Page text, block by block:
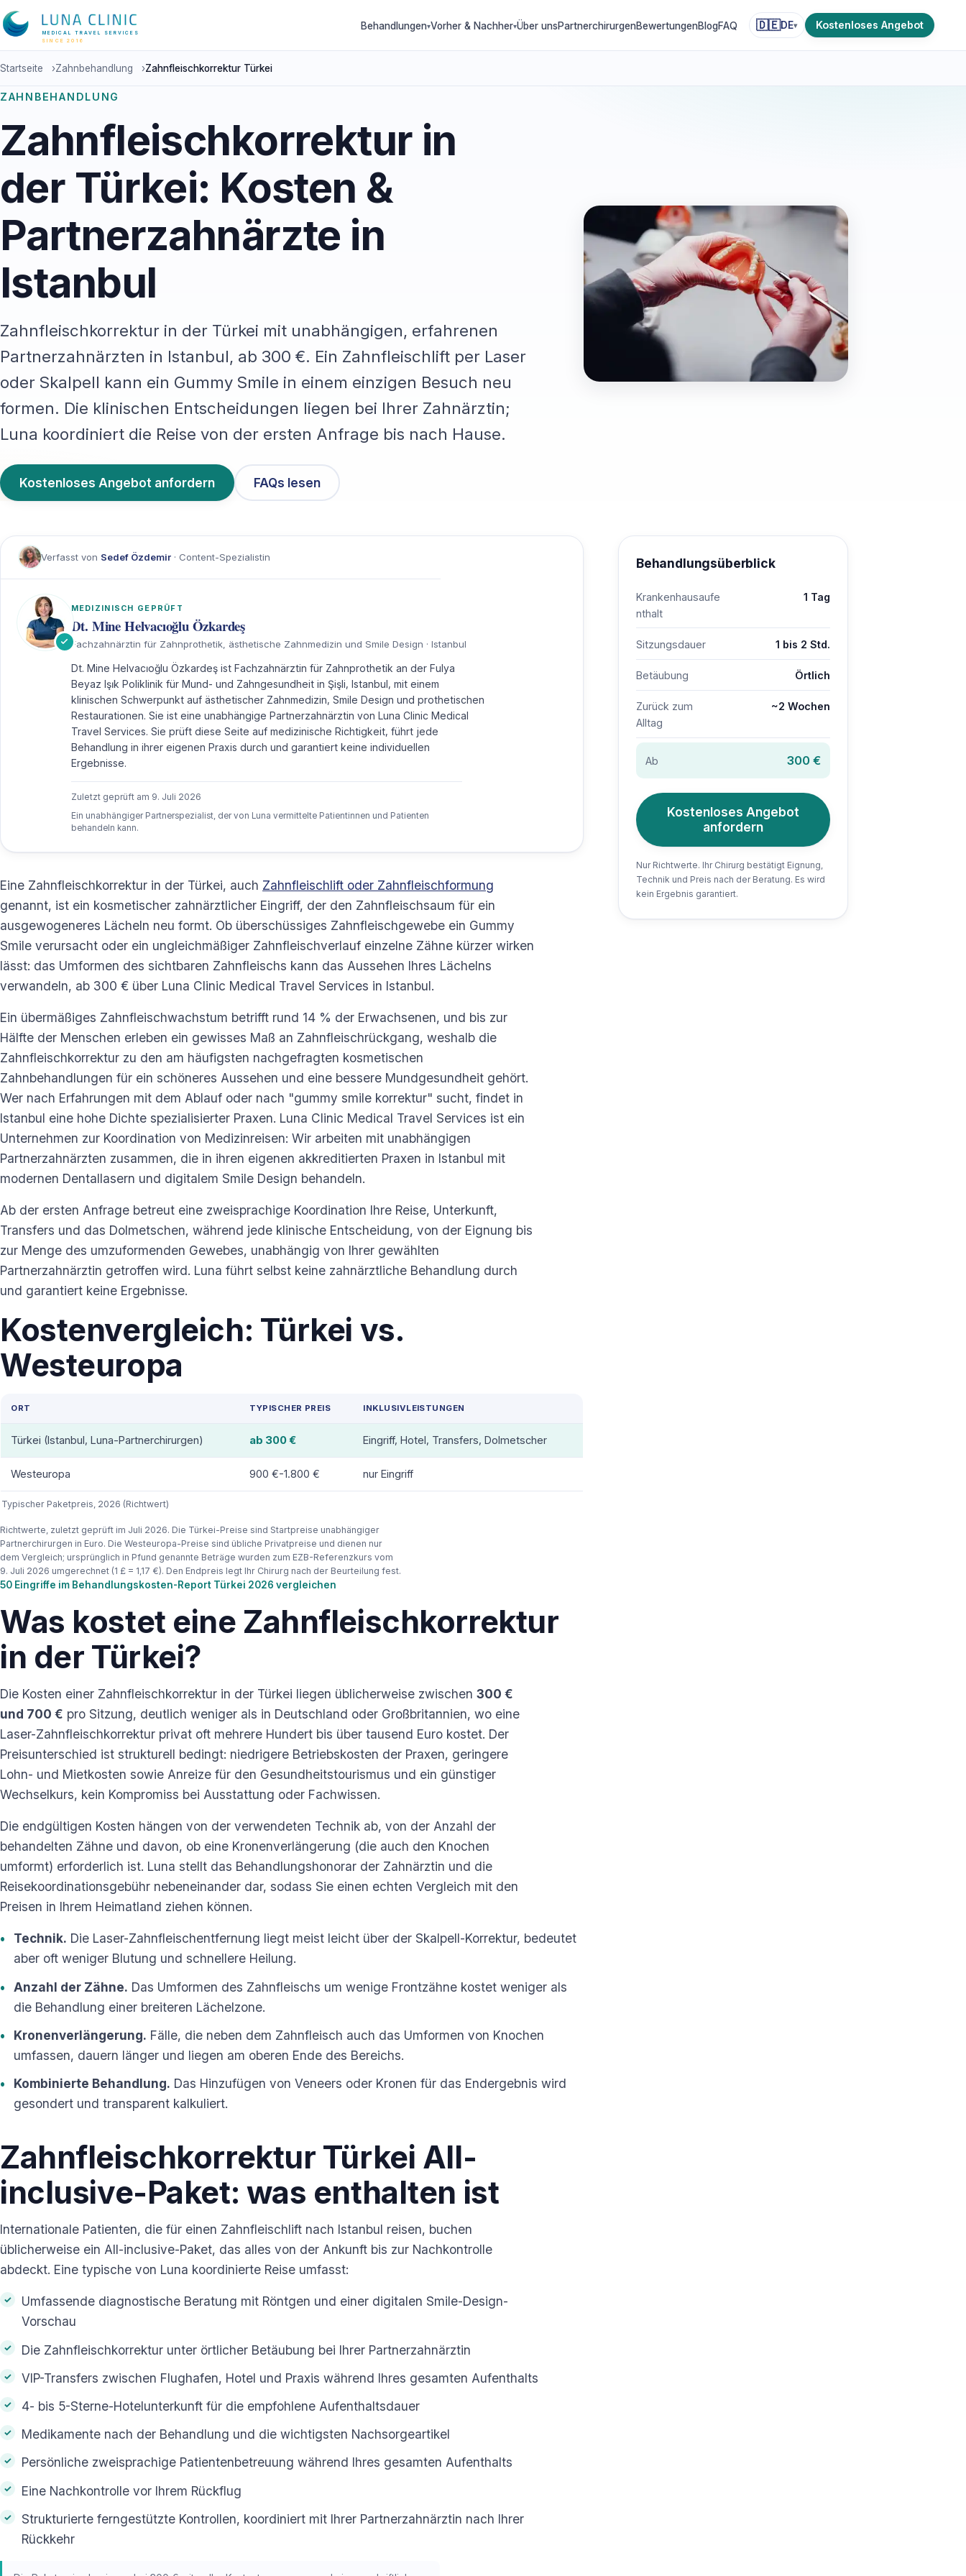
MEDICAL TRAVEL SERVICES
SINCE 2016
Behandlungen▾Vorher & Nachher▾Über unsPartnerchirurgenBewertungenBlogFAQ 🇩🇪DE▾ Kostenloses Angebot
Startseite ›Zahnbehandlung ›Zahnfleischkorrektur Türkei
ZAHNBEHANDLUNG
Zahnfleischkorrektur in
der Türkei: Kosten &
Partnerzahnärzte in
Istanbul
Zahnfleischkorrektur in der Türkei mit unabhängigen, erfahrenen
Partnerzahnärzten in Istanbul, ab 300 €. Ein Zahnfleischlift per Laser
oder Skalpell kann ein Gummy Smile in einem einzigen Besuch neu
formen. Die klinischen Entscheidungen liegen bei Ihrer Zahnärztin;
Luna koordiniert die Reise von der ersten Anfrage bis nach Hause.
Kostenloses Angebot anfordern FAQs lesen
Verfasst von Sedef Özdemir· Content-Spezialistin
MEDIZINISCH GEPRÜFT
Dt. Mine Helvacıoğlu Özkardeş
Fachzahnärztin für Zahnprothetik, ästhetische Zahnmedizin und Smile Design · Istanbul
Dt. Mine Helvacıoğlu Özkardeş ist Fachzahnärztin für Zahnprothetik an der Fulya
Beyaz Işık Poliklinik für Mund- und Zahngesundheit in Şişli, Istanbul, mit einem
klinischen Schwerpunkt auf ästhetischer Zahnmedizin, Smile Design und prothetischen
Restaurationen. Sie ist eine unabhängige Partnerzahnärztin von Luna Clinic Medical
Travel Services. Sie prüft diese Seite auf medizinische Richtigkeit, führt jede
Behandlung in ihrer eigenen Praxis durch und garantiert keine individuellen
Ergebnisse.
Zuletzt geprüft am 9. Juli 2026
Ein unabhängiger Partnerspezialist, der von Luna vermittelte Patientinnen und Patienten
behandeln kann.
Eine Zahnfleischkorrektur in der Türkei, auch Zahnfleischlift oder Zahnfleischformung
genannt, ist ein kosmetischer zahnärztlicher Eingriff, der den Zahnfleischsaum für ein
ausgewogeneres Lächeln neu formt. Ob überschüssiges Zahnfleischgewebe ein Gummy
Smile verursacht oder ein ungleichmäßiger Zahnfleischverlauf einzelne Zähne kürzer wirken
lässt: das Umformen des sichtbaren Zahnfleischs kann das Aussehen Ihres Lächelns
verwandeln, ab 300 € über Luna Clinic Medical Travel Services in Istanbul.
Ein übermäßiges Zahnfleischwachstum betrifft rund 14 % der Erwachsenen, und bis zur
Hälfte der Menschen erleben ein gewisses Maß an Zahnfleischrückgang, weshalb die
Zahnfleischkorrektur zu den am häufigsten nachgefragten kosmetischen
Zahnbehandlungen für ein schöneres Aussehen und eine bessere Mundgesundheit gehört.
Wer nach Erfahrungen mit dem Ablauf oder nach "gummy smile korrektur" sucht, findet in
Istanbul eine hohe Dichte spezialisierter Praxen. Luna Clinic Medical Travel Services ist ein
Unternehmen zur Koordination von Medizinreisen: Wir arbeiten mit unabhängigen
Partnerzahnärzten zusammen, die in ihren eigenen akkreditierten Praxen in Istanbul mit
modernen Dentallasern und digitalem Smile Design behandeln.
Ab der ersten Anfrage betreut eine zweisprachige Koordination Ihre Reise, Unterkunft,
Transfers und das Dolmetschen, während jede klinische Entscheidung, von der Eignung bis
zur Menge des umzuformenden Gewebes, unabhängig von Ihrer gewählten
Partnerzahnärztin getroffen wird. Luna führt selbst keine zahnärztliche Behandlung durch
und garantiert keine Ergebnisse.
Kostenvergleich: Türkei vs.
Westeuropa
Typischer Paketpreis, 2026 (Richtwert)
ORT TYPISCHER PREIS INKLUSIVLEISTUNGEN
Türkei (Istanbul, Luna-Partnerchirurgen) ab 300 € Eingriff, Hotel, Transfers, Dolmetscher
Westeuropa 900 €-1.800 € nur Eingriff
Richtwerte, zuletzt geprüft im Juli 2026. Die Türkei-Preise sind Startpreise unabhängiger
Partnerchirurgen in Euro. Die Westeuropa-Preise sind übliche Privatpreise und dienen nur
dem Vergleich; ursprünglich in Pfund genannte Beträge wurden zum EZB-Referenzkurs vom
9. Juli 2026 umgerechnet (1 £ = 1,17 €). Den Endpreis legt Ihr Chirurg nach der Beurteilung fest.
50 Eingriffe im Behandlungskosten-Report Türkei 2026 vergleichen
Was kostet eine Zahnfleischkorrektur
in der Türkei?
Die Kosten einer Zahnfleischkorrektur in der Türkei liegen üblicherweise zwischen 300 €
und 700 € pro Sitzung, deutlich weniger als in Deutschland oder Großbritannien, wo eine
Laser-Zahnfleischkorrektur privat oft mehrere Hundert bis über tausend Euro kostet. Der
Preisunterschied ist strukturell bedingt: niedrigere Betriebskosten der Praxen, geringere
Lohn- und Mietkosten sowie Anreize für den Gesundheitstourismus und ein günstiger
Wechselkurs, kein Kompromiss bei Ausstattung oder Fachwissen.
Die endgültigen Kosten hängen von der verwendeten Technik ab, von der Anzahl der
behandelten Zähne und davon, ob eine Kronenverlängerung (die auch den Knochen
umformt) erforderlich ist. Luna stellt das Behandlungshonorar der Zahnärztin und die
Reisekoordinationsgebühr nebeneinander dar, sodass Sie einen echten Vergleich mit den
Preisen in Ihrem Heimatland ziehen können.
Technik. Die Laser-Zahnfleischentfernung liegt meist leicht über der Skalpell-Korrektur, bedeutet
aber oft weniger Blutung und schnellere Heilung.
Anzahl der Zähne. Das Umformen des Zahnfleischs um wenige Frontzähne kostet weniger als
die Behandlung einer breiteren Lächelzone.
Kronenverlängerung. Fälle, die neben dem Zahnfleisch auch das Umformen von Knochen
umfassen, dauern länger und liegen am oberen Ende des Bereichs.
Kombinierte Behandlung. Das Hinzufügen von Veneers oder Kronen für das Endergebnis wird
gesondert und transparent kalkuliert.
Zahnfleischkorrektur Türkei All-
inclusive-Paket: was enthalten ist
Internationale Patienten, die für einen Zahnfleischlift nach Istanbul reisen, buchen
üblicherweise ein All-inclusive-Paket, das alles von der Ankunft bis zur Nachkontrolle
abdeckt. Eine typische von Luna koordinierte Reise umfasst:
Umfassende diagnostische Beratung mit Röntgen und einer digitalen Smile-Design-
Vorschau
Die Zahnfleischkorrektur unter örtlicher Betäubung bei Ihrer Partnerzahnärztin
VIP-Transfers zwischen Flughafen, Hotel und Praxis während Ihres gesamten Aufenthalts
4- bis 5-Sterne-Hotelunterkunft für die empfohlene Aufenthaltsdauer
Medikamente nach der Behandlung und die wichtigsten Nachsorgeartikel
Persönliche zweisprachige Patientenbetreuung während Ihres gesamten Aufenthalts
Eine Nachkontrolle vor Ihrem Rückflug
Strukturierte ferngestützte Kontrollen, koordiniert mit Ihrer Partnerzahnärztin nach Ihrer
Rückkehr
Behandlungsüberblick
Krankenhausaufe
nthalt
1 Tag
Sitzungsdauer 1 bis 2 Std.
Betäubung Örtlich
Zurück zum
Alltag
~2 Wochen
Ab 300 €
Kostenloses Angebot
anfordern
Nur Richtwerte. Ihr Chirurg bestätigt Eignung,
Technik und Preis nach der Beratung. Es wird
kein Ergebnis garantiert.